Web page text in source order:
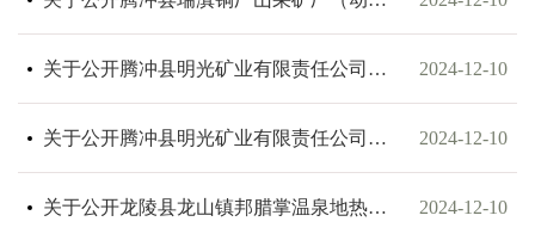
关于公开腾冲县明光矿业有限责任公司小石门铅锌矿（动用资源量）采矿权出让收益评估报告的公告 2024-12-10
关于公开腾冲县明光矿业有限责任公司青岩子泥炭矿（动用资源量）采矿权出让收益评估报告的公告 2024-12-10
关于公开龙陵县龙山镇邦腊掌温泉地热等7个出让收益起始价计算报告的公告 2024-12-10